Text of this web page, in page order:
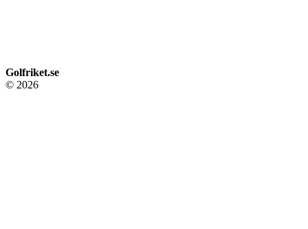
Golfriket.se
© 2026